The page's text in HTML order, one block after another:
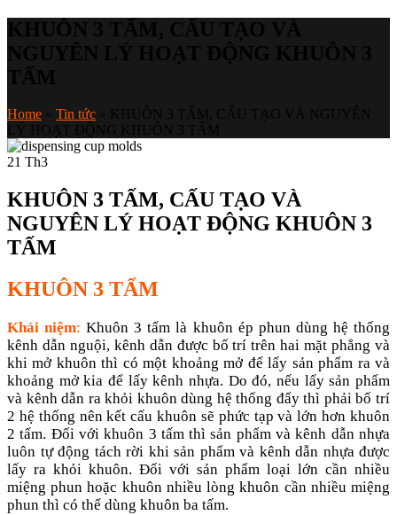
Home Tin tức
21 Th3
KHUÔN 3 TẤM, CẤU TẠO VÀ
NGUYÊN LÝ HOẠT ĐỘNG KHUÔN 3
TẤM
KHUÔN 3 TẤM
Khái niệm: Khuôn 3 tấm là khuôn ép phun dùng hệ thống
kênh dẫn nguội, kênh dẫn được bố trí trên hai mặt phẳng và
khi mở khuôn thì có một khoảng mở để lấy sản phẩm ra và
khoảng mở kia để lấy kênh nhựa. Do đó, nếu lấy sản phẩm
và kênh dẫn ra khỏi khuôn dùng hệ thống đẩy thì phải bố trí
2 hệ thống nên kết cấu khuôn sẽ phức tạp và lớn hơn khuôn
2 tấm. Đối với khuôn 3 tấm thì sản phẩm và kênh dẫn nhựa
luôn tự động tách rời khi sản phẩm và kênh dẫn nhựa được
lấy ra khỏi khuôn. Đối với sản phẩm loại lớn cần nhiều
miệng phun hoặc khuôn nhiều lòng khuôn cần nhiều miệng
phun thì có thể dùng khuôn ba tấm.